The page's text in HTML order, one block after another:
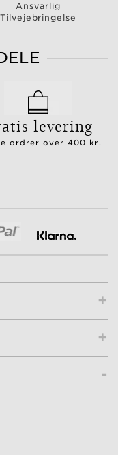
Ansvarlig
Tilvejebringelse
levering
ordrer over 400 kr.
+
+
-